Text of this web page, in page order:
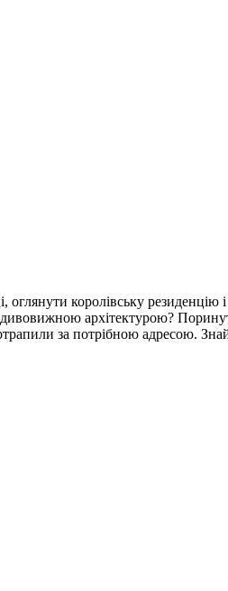
оглянути королівську
архітектурою?
за потрібною адресою.